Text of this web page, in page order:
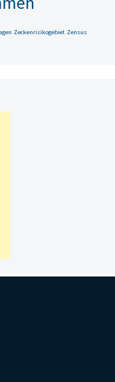
Zeckenrisikogebiet Zensus